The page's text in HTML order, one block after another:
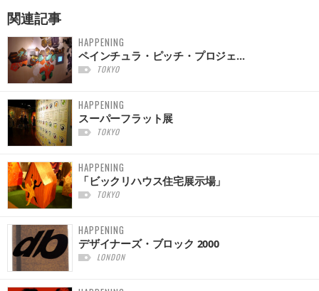
関連記事
HAPPENING
ペインチュラ・ピッチ・プロジェ...
TOKYO
HAPPENING
スーパーフラット展
TOKYO
HAPPENING
「ビックリハウス住宅展示場」
TOKYO
HAPPENING
デザイナーズ・ブロック 2000
LONDON